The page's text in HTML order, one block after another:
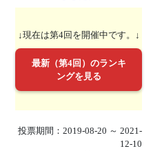
↓現在は第4回を開催中です。↓
最新（第4回）のランキ
ングを見る
投票期間：2019-08-20 ～ 2021-
12-10